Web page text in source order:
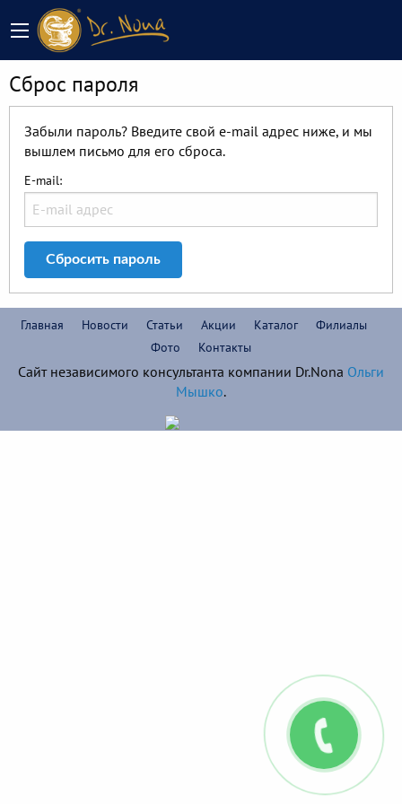
Сброс пароля
Забыли пароль? Введите свой e-mail адрес ниже, и мы
вышлем письмо для его сброса.
E-mail:
Сбросить пароль
Главная Новости Статьи Акции Каталог
Филиалы
Фото
Контакты
Сайт независимого консультанта компании Dr.Nona Ольги
Мышко.